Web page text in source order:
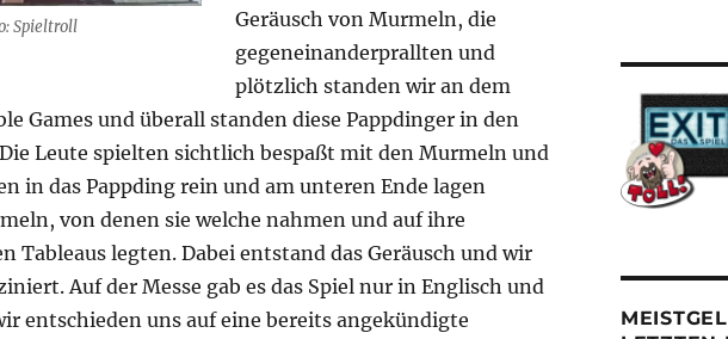
Spieltroll
Geräusch von Murmeln, die
gegeneinanderprallten und
plötzlich standen wir an dem
Games und überall standen diese Pappdinger in den
Leute spielten sichtlich bespaßt mit den Murmeln und
in das Pappding rein und am unteren Ende lagen
von denen sie welche nahmen und auf ihre
Tableaus legten. Dabei entstand das Geräusch und wir
Auf der Messe gab es das Spiel nur in Englisch und
entschieden uns auf eine bereits angekündigte